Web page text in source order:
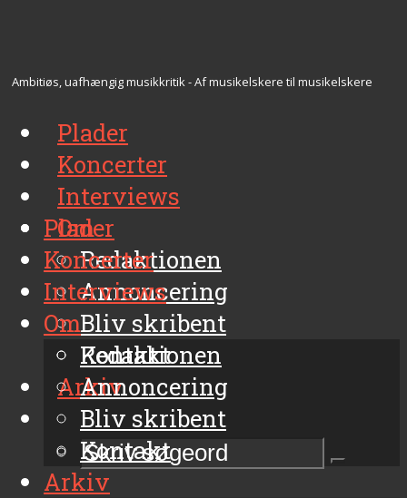
Ambitiøs, uafhængig musikkritik - Af musikelskere til musikelskere
Plader
Koncerter
Interviews
Om
Redaktionen
Annoncering
Bliv skribent
Kontakt
Arkiv
Plader
Koncerter
Interviews
Om
Redaktionen
Annoncering
Bliv skribent
Kontakt
Arkiv